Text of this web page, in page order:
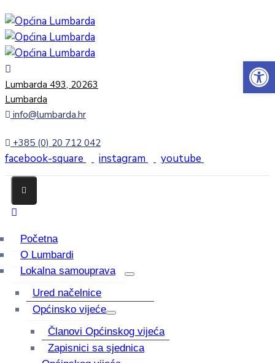
Lumbarda 493, 20263
Lumbarda
info@lumbarda.hr
+385 (0) 20 712 042
facebook-square instagram youtube
Početna
O Lumbardi
Lokalna samouprava
Ured načelnice
Općinsko vijeće
Članovi Općinskog vijeća
Zapisnici sa sjednica